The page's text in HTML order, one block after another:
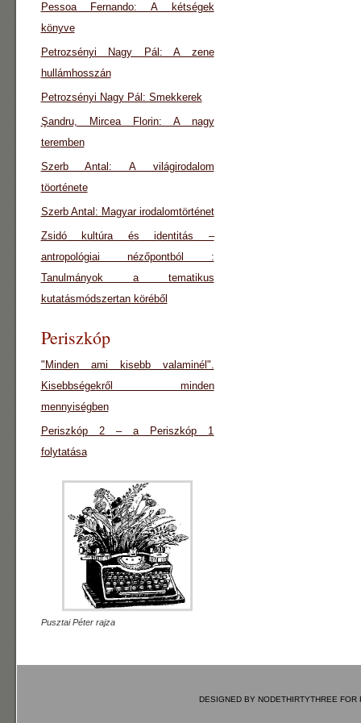
Pessoa Fernando: A kétségek
könyve
Petrozsényi Nagy Pál: A zene
hullámhosszán
Petrozsényi Nagy Pál: Smekkerek
Şandru, Mircea Florin: A nagy
teremben
Szerb Antal: A világirodalom
töorténete
Szerb Antal: Magyar irodalomtörténet
Zsidó kultúra és identitás –
antropológiai nézőpontból :
Tanulmányok a tematikus
kutatásmódszertan köréből
Periszkóp
"Minden ami kisebb valaminél".
Kisebbségekről minden
mennyiségben
Periszkóp 2 – a Periszkóp 1
folytatása
Pusztai Péter rajza
DESIGNED BY NODETHIRTYTHREE FOR